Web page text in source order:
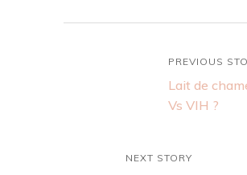
PREVIOUS
Lait de
Vs VIH ?
NEXT STORY